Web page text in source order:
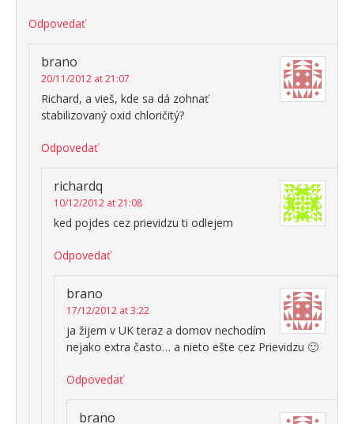
Odpovedať
brano
20/11/2012 at 21:07
Richard, a vieš, kde sa dá zohnať
stabilizovaný oxid chloričitý?
Odpovedať
richardq
10/12/2012 at 21:08
ked pojdes cez prievidzu ti odlejem
Odpovedať
brano
17/12/2012 at 3:22
ja žijem v UK teraz a domov nechodím
nejako extra často… a nieto ešte cez Prievidzu 🙂
Odpovedať
brano